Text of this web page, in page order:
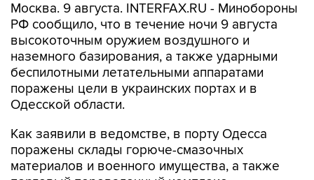
Москва. 9 августа. INTERFAX.RU - Минобороны
РФ сообщило, что в течение ночи 9 августа
высокоточным оружием воздушного и
наземного базирования, а также ударными
беспилотными летательными аппаратами
поражены цели в украинских портах и в
Одесской области.
Как заявили в ведомстве, в порту Одесса
поражены склады горюче-смазочных
материалов и военного имущества, а также